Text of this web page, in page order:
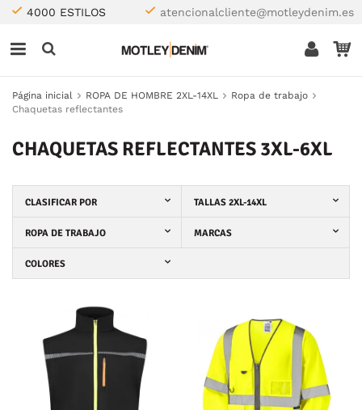
4000 ESTILOS atencionalcliente@motleydenim.es
Página inicial ROPA DE HOMBRE 2XL-14XL
Ropa de trabajo
Chaquetas reflectantes
CHAQUETAS REFLECTANTES 3XL-6XL
CLASIFICAR POR TALLAS 2XL-14XL
ROPA DE TRABAJO MARCAS
COLORES